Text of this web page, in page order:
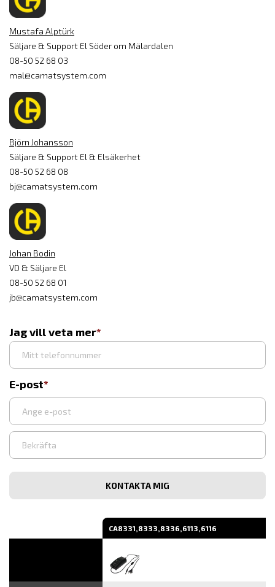
Mustafa Alptürk
Säljare & Support El Söder om Mälardalen
08-50 52 68 03
mal@camatsystem.com
Björn Johansson
Säljare & Support El & Elsäkerhet
08-50 52 68 08
bj@camatsystem.com
Johan Bodin
VD & Säljare El
08-50 52 68 01
jb@camatsystem.com
Jag vill veta mer
E-post
Ange
e-
Bekräfta
post
CA8331,8333,8336,6113,6116